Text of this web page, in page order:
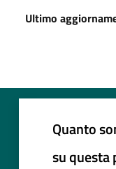
Ultimo
Quanto
su questa